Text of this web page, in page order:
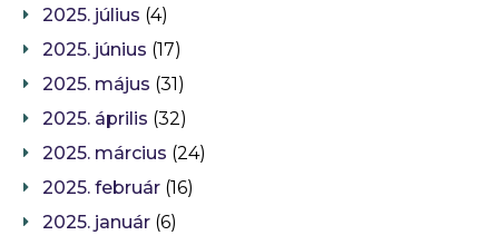
2025. július (4)
2025. június (17)
2025. május (31)
2025. április (32)
2025. március (24)
2025. február (16)
2025. január (6)